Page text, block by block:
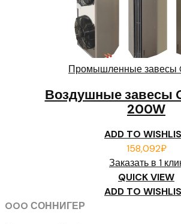
Промышленные завесы
Воздушные завесы
200W
ADD TO
158,092₽
Заказать в 1
QUICK VIEW
ADD TO
OOO СОННИГЕР